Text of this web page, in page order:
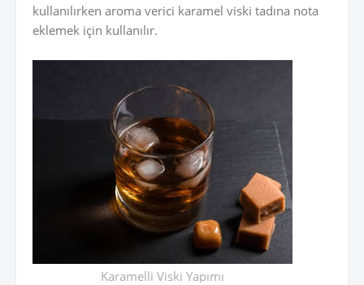
kullanılırken aroma verici karamel viski tadına nota
eklemek için kullanılır.
Karamelli Viski Yapımı